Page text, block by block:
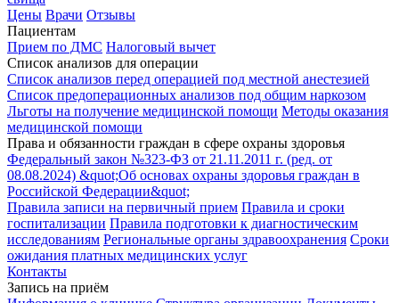
Цены Врачи Отзывы
Пациентам
Прием по ДМС Налоговый вычет
Список анализов для операции
Список анализов перед операцией под местной анестезией
Список предоперационных анализов под общим наркозом
Льготы на получение медицинской помощи Методы оказания
медицинской помощи
Права и обязанности граждан в сфере охраны здоровья
Федеральный закон №323-ФЗ от 21.11.2011 г. (ред. от
08.08.2024) &quot;Об основах охраны здоровья граждан в
Российской Федерации&quot;
Правила записи на первичный прием Правила и сроки
госпитализации Правила подготовки к диагностическим
исследованиям Региональные органы здравоохранения Сроки
ожидания платных медицинских услуг
Контакты
Запись на приём